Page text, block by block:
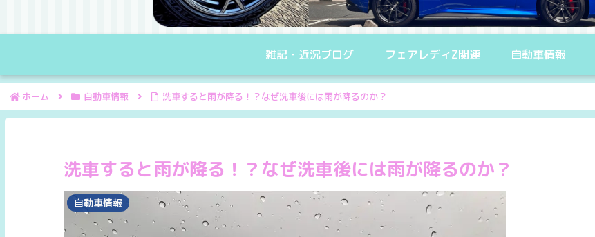
雑記・近況ブログ フェアレディZ関連 自動車情報
ホーム 自動車情報 洗車すると雨が降る！？なぜ洗車後には雨が降るのか？
洗車すると雨が降る！？なぜ洗車後には雨が降るのか？
自動車情報